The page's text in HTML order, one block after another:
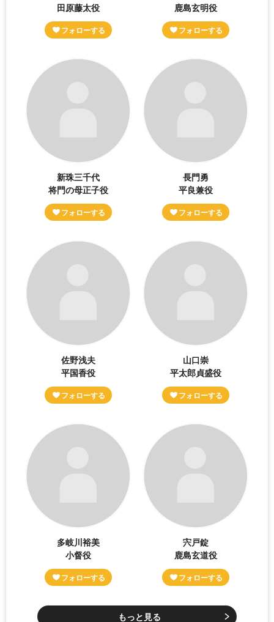
田原藤太役
鹿島玄明役
新珠三千代
将門の母正子役
長門勇
平良兼役
佐野浅夫
平国香役
山口崇
平太郎貞盛役
多岐川裕美
小督役
宍戸錠
鹿島玄道役
もっと見る